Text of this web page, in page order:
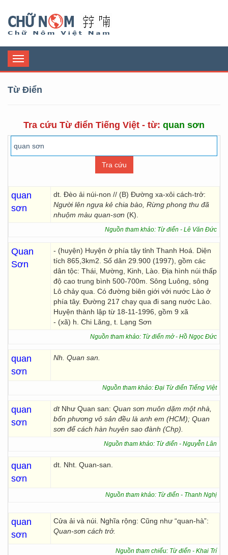
Toggle
navigation
Từ Điển
Tra cứu Từ điển Tiếng Việt - từ: quan sơn
quan
sơn
dt. Đèo ải núi-non // (B) Đường xa-xôi cách-trở:
Người lên ngựa kẻ chia bào, Rừng phong thu đã
nhuộm màu quan-sơn (K).
Nguồn tham khảo: Từ điển - Lê Văn Đức
Quan
Sơn
- (huyện) Huyện ở phía tây tỉnh Thanh Hoá. Diện
tích 865,3km2. Số dân 29.900 (1997), gồm các
dân tộc: Thái, Mường, Kinh, Lào. Địa hình núi thấp
độ cao trung bình 500-700m. Sông Luông, sông
Lô chảy qua. Có đường biên giới với nước Lào ở
phía tây. Đường 217 chạy qua đi sang nước Lào.
Huyện thành lập từ 18-11-1996, gồm 9 xã
- (xã) h. Chi Lăng, t. Lạng Sơn
Nguồn tham khảo: Từ điển mở - Hồ Ngọc Đức
quan
sơn
Nh. Quan san.
Nguồn tham khảo: Đại Từ điển Tiếng Việt
quan
sơn
dt Như Quan san: Quan sơn muôn dặm một nhà,
bốn phương vô sản đều là anh em (HCM); Quan
sơn để cách hàn huyên sao đành (Chp).
Nguồn tham khảo: Từ điển - Nguyễn Lân
quan
sơn
dt. Nht. Quan-san.
Nguồn tham khảo: Từ điển - Thanh Nghị
quan
sơn
Cửa ải và núi. Nghĩa rộng: Cũng như “quan-hà”:
Quan-sơn cách trở.
Nguồn tham chiếu: Từ điển - Khai Trí